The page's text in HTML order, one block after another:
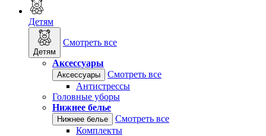
Детям
Детям
Смотреть все
Аксессуары
Аксессуары
Смотреть все
Антистрессы
Головные уборы
Нижнее белье
Нижнее белье
Смотреть все
Комплекты